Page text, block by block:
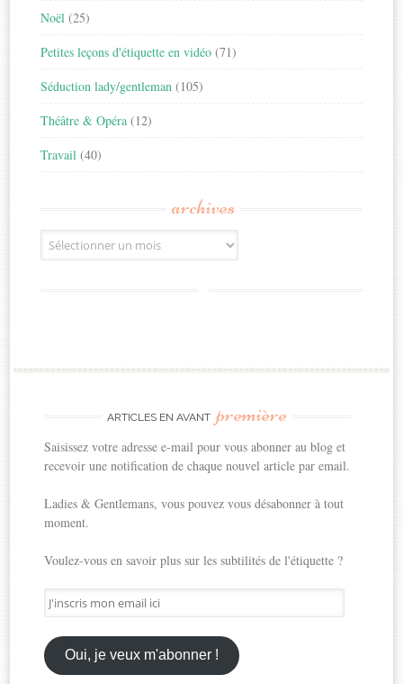
Noël (25)
Petites leçons d'étiquette en vidéo (71)
Séduction lady/gentleman (105)
Théâtre & Opéra (12)
Travail (40)
archives
Archives
ARTICLES EN AVANT première
Saisissez votre adresse e-mail pour vous abonner au blog et
recevoir une notification de chaque nouvel article par email.
Ladies & Gentlemans, vous pouvez vous désabonner à tout
moment.
Voulez-vous en savoir plus sur les subtilités de l'étiquette ?
J'inscris
mon
email
ici
Oui, je veux m'abonner !